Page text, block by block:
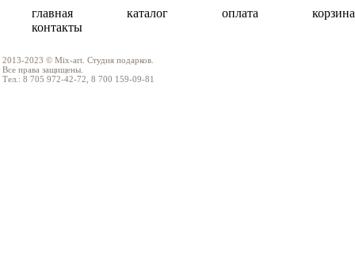
главная каталог оплата
корзина
контакты
2013-2023 © Mix-art. Студия подарков.
Все права защищены.
Тел.: 8 705 972-42-72, 8 700 159-09-81